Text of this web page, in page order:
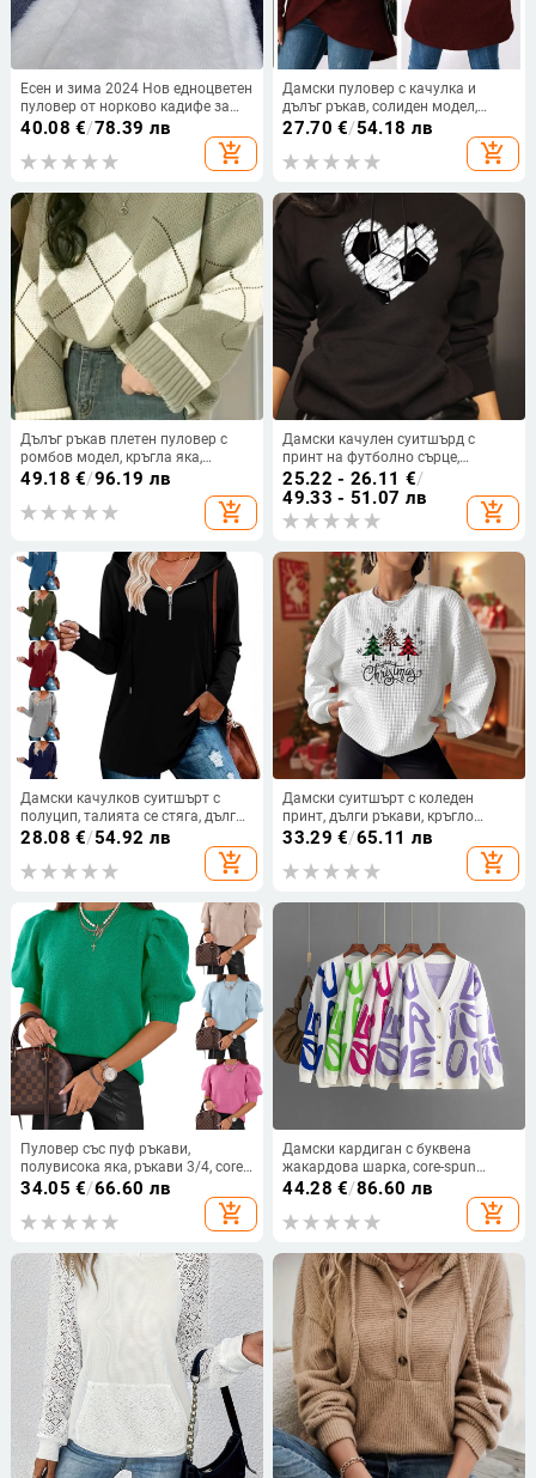
Есен и зима 2024 Нов едноцветен
пуловер от норково кадифе за
мъже и жени с кръгло деколте в
японски стил, удебелен, с дълъг
ръкав, топъл плетен пуловер
40.08 €/78.39 лв
add_shopping_cart
Дамски пуловер с качулка и
дълъг ръкав, солиден модел,
памук-полиестер смес, уличен
колажно шиене
27.70 €/54.18 лв
add_shopping_cart
Дълъг ръкав плетен пуловер с
ромбов модел, кръгла яка,
отпуснати рамене, полиестерна
49.18 €/96.19 лв
add_shopping_cart
Дамски качулен суитшърд с
принт на футболно сърце,
полиестер, дълъг ръкав, свободна
кройка
25.22 - 26.11 €/
49.33 - 51.07 лв
add_shopping_cart
Дамски качулков суитшърт с
полуцип, талията се стяга, дълги
ръкави, памук-полиестер смес
28.08 €/54.92 лв
add_shopping_cart
Дамски суитшърт с коледен
принт, дълги ръкави, кръгло
деколте, есен 2024, полиестер
70–80% в основната тъкан,
роман памук, стил японско/
33.29 €/65.11 лв
add_shopping_cart
Пуловер със пуф ръкави,
полувисока яка, ръкави 3/4, core-
spun прежда, полиестер-памук
34.05 €/66.60 лв
add_shopping_cart
Дамски кардиган с буквена
жакардова шарка, core-spun
прежда, вискоза, V-образно
44.28 €/86.60 лв
add_shopping_cart